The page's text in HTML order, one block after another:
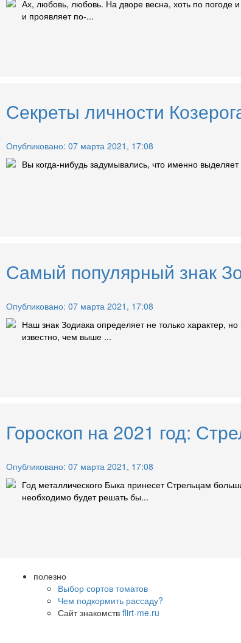
Ах, любовь, любовь. На дворе весна, хоть по погоде
и проявляет по-...
Секреты личности
Опубликовано: 07 марта 2021, 17:08
Вы когда-нибудь задумывались, что именно
Самый популярный знак
Опубликовано: 07 марта 2021, 17:08
Наш знак Зодиака определяет не только характер,
известно, чем выше ...
Гороскоп на 2021 год:
Опубликовано: 07 марта 2021, 17:08
Год металлического Быка принесет Стрельцам
необходимо будет решать бы...
полезно
Выбор сортов томатов
Чем подкормить рассаду?
Сайт знакомств flirt-me.ru